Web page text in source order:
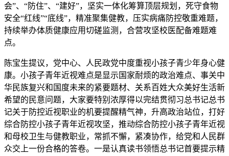
会”、“防住”、“建好”，坚实一体化筹算顶层规划，死守食物
安全“红线”“底线”，精准聚集健教，压实病痛防控敬重难题，
持续举办体质健康应用切磋监测，合营攻坚校医配备难题难
点。
陈宝生提议，党中心、人民政党中度重视小孩子青少年身心健
康。小孩子青年近视难点是显示国家耐烦的政治难点、事关中
华民族复兴和国度未来的紧要题材、关系百姓大众美好生活新
希望的民意问题，大家要特别浓厚得以完结贯彻习总书记总书
记关于防控近视职业的机要提醒精气神，升高政治站位，打好
综合防控小孩子青年近视攻坚，推动综合防控小孩子青年近视
和母校卫生与健教职业，常抓不懈，紧凑协作，给党和人民群
众交上一份合格的答卷。一是认真读书领悟总书记首要提示精